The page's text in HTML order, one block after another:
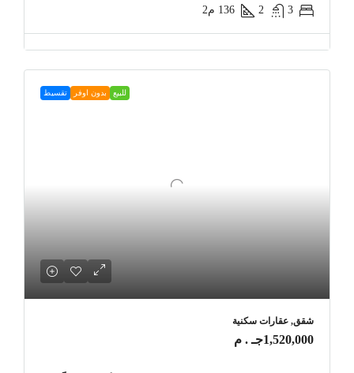
3
2
136 م2
للبيع بدون اوفر تقسيط
شقق, عقارات سكنية
1,520,000جـ . م